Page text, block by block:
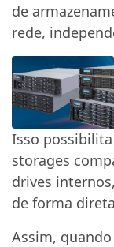
de
rede,
Isso
storages
drives
de forma
Assim,